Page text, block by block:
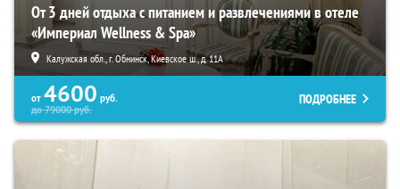
От 3 дней отдыха с питанием и развлечениями в отеле
«Империал Wellness & Spa»
Калужская обл., г. Обнинск, Киевское ш., д. 11А
от 4600 руб.
до79000руб.
ПОДРОБНЕЕ